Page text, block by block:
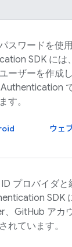
スワードを使
SDK には
ーザーを作成
す。
ウェ
プロバイダ
SDK
GitHub アカ
れています。